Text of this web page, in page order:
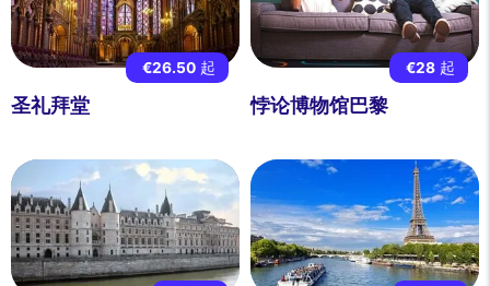
€26.50 起
圣礼拜堂
€28起
悖论博物馆巴黎